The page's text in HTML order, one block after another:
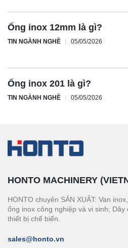
Ống inox 12mm là gì?
TIN NGÀNH NGHỀ 05/05/2026
Ống inox 201 là gì?
TIN NGÀNH NGHỀ 05/05/2026
HONTO MACHINERY
HONTO chuyên SẢN XUẤT: Van
ống inox công nghiệp và vi sinh; Dây
thiết bị chế biến.
sales@honto.vn